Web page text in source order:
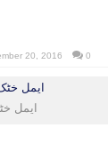
20, 2016 0
ایمل